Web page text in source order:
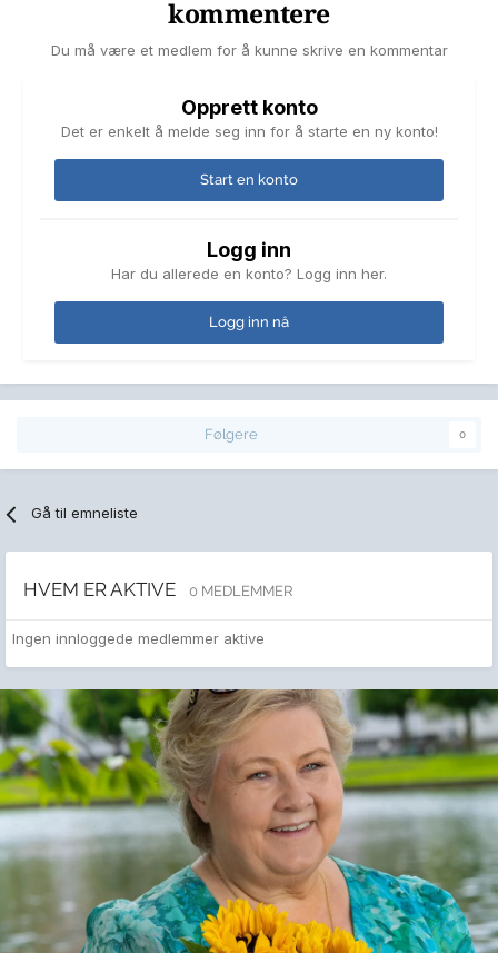
kommentere
Du må være et medlem for å kunne skrive en kommentar
Opprett konto
Det er enkelt å melde seg inn for å starte en ny konto!
Start en konto
Logg inn
Har du allerede en konto? Logg inn her.
Logg inn nå
Følgere 0
Gå til emneliste
HVEM ER AKTIVE 0 MEDLEMMER
Ingen innloggede medlemmer aktive